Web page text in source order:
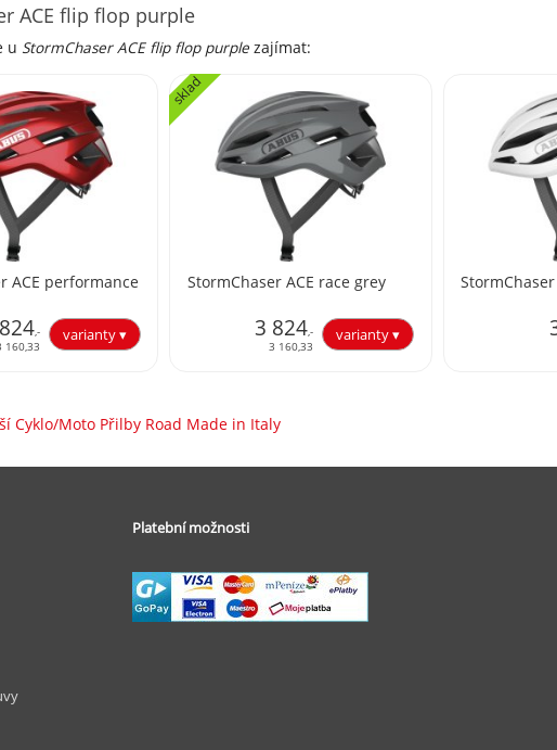
ACE flip flop purple
u StormChaser ACE flip flop purple zajímat:
ACE performance
,-
160,33
StormChaser ACE race grey
sklad
3 824,-
3 160,33
Cyklo/Moto Přilby Road Made in Italy
Platební možnosti